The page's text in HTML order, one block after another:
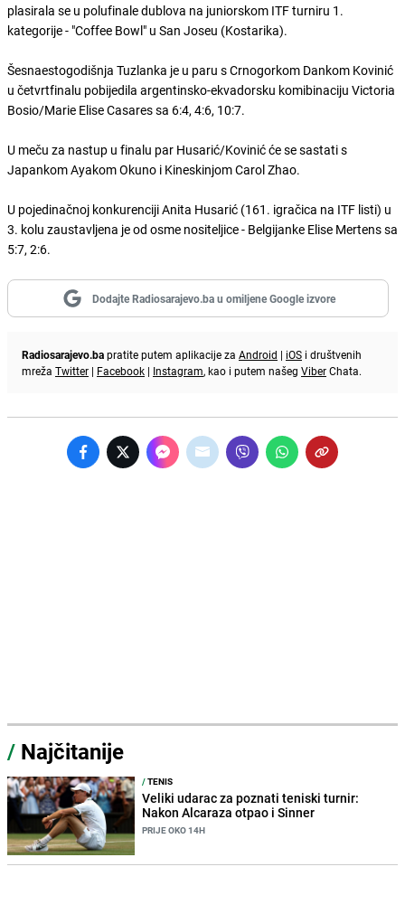
plasirala se u polufinale dublova na juniorskom ITF turniru 1.
kategorije - "Coffee Bowl" u San Joseu (Kostarika).
Šesnaestogodišnja Tuzlanka je u paru s Crnogorkom Dankom Kovinić
u četvrtfinalu pobijedila argentinsko-ekvadorsku komibinaciju Victoria
Bosio/Marie Elise Casares sa 6:4, 4:6, 10:7.
U meču za nastup u finalu par Husarić/Kovinić će se sastati s
Japankom Ayakom Okuno i Kineskinjom Carol Zhao.
U pojedinačnoj konkurenciji Anita Husarić (161. igračica na ITF listi) u
3. kolu zaustavljena je od osme nositeljice - Belgijanke Elise Mertens sa
5:7, 2:6.
Dodajte Radiosarajevo.ba u omiljene Google izvore
Radiosarajevo.bapratite putem aplikacije za Android | iOS i društvenih
mreža Twitter | Facebook | Instagram, kao i putem našeg ViberChata.
/ Najčitanije
/TENIS
Veliki udarac za poznati teniski turnir:
Nakon Alcaraza otpao i Sinner
PRIJE OKO 14H